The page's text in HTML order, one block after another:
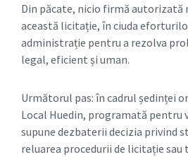
Din păcate, nicio firmă autorizată
această licitație, în ciuda
administrație pentru a rezolva
legal, eficient și uman.
Următorul pas: în cadrul ședinței
Local Huedin, programată pentru
supune dezbaterii decizia privind
reluarea procedurii de licitație